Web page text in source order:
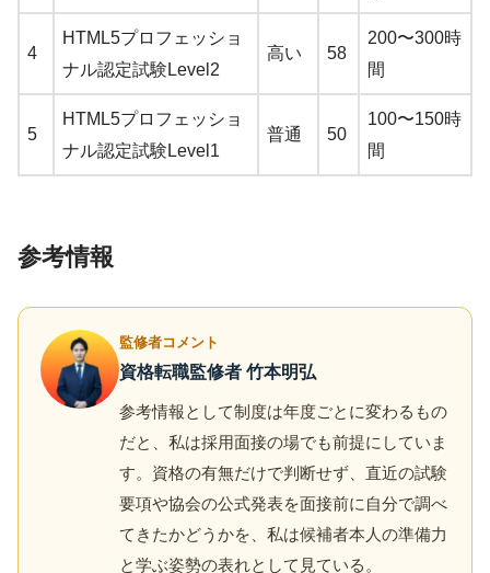
4
HTML5プロフェッショ
ナル認定試験Level2
高い 58
200〜300時
間
5
HTML5プロフェッショ
ナル認定試験Level1
普通 50
100〜150時
間
参考情報
監修者コメント
資格転職監修者 竹本明弘
参考情報として制度は年度ごとに変わるもの
だと、私は採用面接の場でも前提にしていま
す。資格の有無だけで判断せず、直近の試験
要項や協会の公式発表を面接前に自分で調べ
てきたかどうかを、私は候補者本人の準備力
と学ぶ姿勢の表れとして見ている。